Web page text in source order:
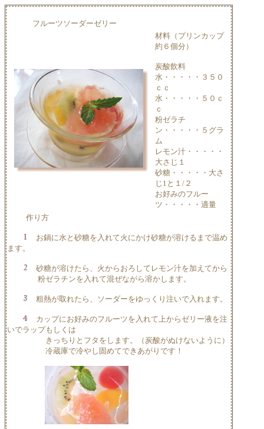
フルーツソーダーゼリー
材料（プリンカップ
約６個分）
炭酸飲料
水・・・・・３５０
ｃｃ
水・・・・・５０ｃ
ｃ
粉ゼラチ
ン・・・・・５グラ
ム
レモン汁・・・・・
大さじ１
砂糖・・・・・大さ
じ1と１/２
お好みのフルー
ツ・・・・・適量
作り方
お鍋に水と砂糖を入れて火にかけ砂糖が溶けるまで温め
ます。
砂糖が溶けたら、火からおろしてレモン汁を加えてから
粉ゼラチンを入れて混ぜながら溶かします。
粗熱が取れたら、ソーダーをゆっくり注いで入れます。
カップにお好みのフルーツを入れて上からゼリー液を注
いでラップもしくは
きっちりとフタをします。（炭酸がぬけないように）
冷蔵庫で冷やし固めてできあがりです！